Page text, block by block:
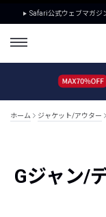
Safari公式ウェブマガジ
ホーム ジャケット/アウター
Gジャン/